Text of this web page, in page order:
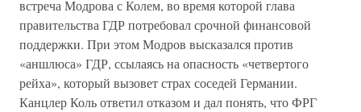
встреча Модрова с Колем, во время которой глава
правительства ГДР потребовал срочной финансовой
поддержки. При этом Модров высказался против
«аншлюса» ГДР, ссылаясь на опасность «четвертого
рейха», который вызовет страх соседей Германии.
Канцлер Коль ответил отказом и дал понять, что ФРГ